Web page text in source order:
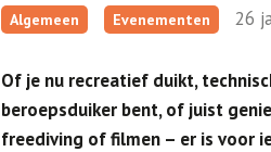
Algemeen Evenementen 26
Of je nu recreatief duikt,
beroepsduiker bent, of juist
freediving of filmen – er is voor